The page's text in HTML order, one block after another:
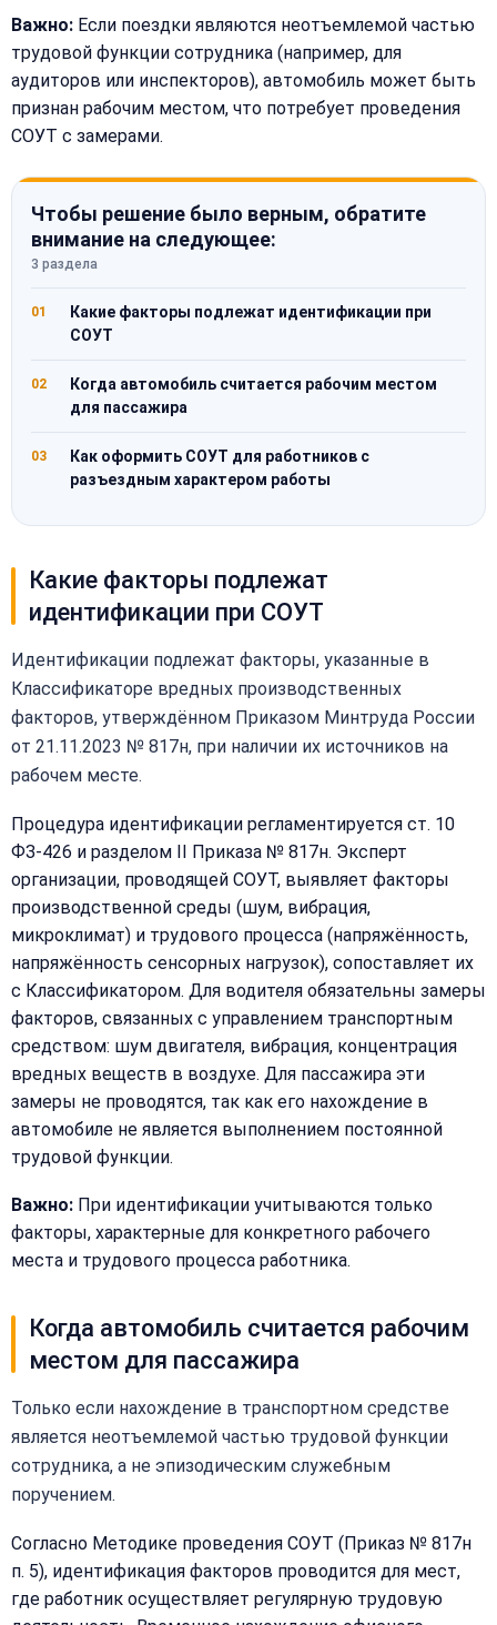
Закрыть
Важно: Если поездки являются неотъемлемой частью
трудовой функции сотрудника (например, для
аудиторов или инспекторов), автомобиль может быть
признан рабочим местом, что потребует проведения
СОУТ с замерами.
Чтобы решение было верным, обратите
внимание на следующее:
3 раздела
01
Какие факторы подлежат идентификации при
СОУТ
02
Когда автомобиль считается рабочим местом
для пассажира
03
Как оформить СОУТ для работников с
разъездным характером работы
Какие факторы подлежат
идентификации при СОУТ
Идентификации подлежат факторы, указанные в
Классификаторе вредных производственных
факторов, утверждённом Приказом Минтруда России
от 21.11.2023 № 817н, при наличии их источников на
рабочем месте.
Процедура идентификации регламентируется ст. 10
ФЗ-426 и разделом II Приказа № 817н. Эксперт
организации, проводящей СОУТ, выявляет факторы
производственной среды (шум, вибрация,
микроклимат) и трудового процесса (напряжённость,
напряжённость сенсорных нагрузок), сопоставляет их
с Классификатором. Для водителя обязательны замеры
факторов, связанных с управлением транспортным
средством: шум двигателя, вибрация, концентрация
вредных веществ в воздухе. Для пассажира эти
замеры не проводятся, так как его нахождение в
автомобиле не является выполнением постоянной
трудовой функции.
Важно: При идентификации учитываются только
факторы, характерные для конкретного рабочего
места и трудового процесса работника.
Когда автомобиль считается рабочим
местом для пассажира
Только если нахождение в транспортном средстве
является неотъемлемой частью трудовой функции
сотрудника, а не эпизодическим служебным
поручением.
Согласно Методике проведения СОУТ (Приказ № 817н
п. 5), идентификация факторов проводится для мест,
где работник осуществляет регулярную трудовую
Написать
нам
Имя:
Бесплатная
консультация
Оставьте
и